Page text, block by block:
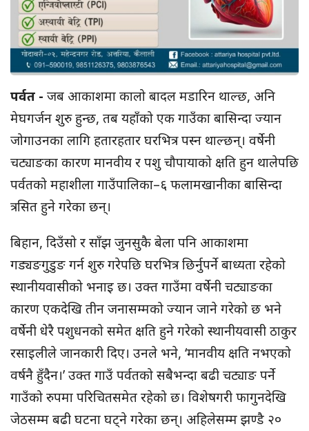
पर्वत - जब आकाशमा कालो बादल मडारिन थाल्छ, अनि
मेघगर्जन शुरु हुन्छ, तब यहाँको एक गाउँका बासिन्दा ज्यान
जोगाउनका लागि हतारहतार घरभित्र पस्न थाल्छन्। वर्षेनी
चट्याङका कारण मानवीय र पशु चौपायाको क्षति हुन थालेपछि
पर्वतको महाशीला गाउँपालिका–६ फलामखानीका बासिन्दा
त्रसित हुने गरेका छन्।
बिहान, दिउँसो र साँझ जुनसुकै बेला पनि आकाशमा
गड्यङगुडुङ गर्न शुरु गरेपछि घरभित्र छिर्नुपर्ने बाध्यता रहेको
स्थानीयवासीको भनाइ छ। उक्त गाउँमा वर्षेनी चट्याङका
कारण एकदेखि तीन जनासम्मको ज्यान जाने गरेको छ भने
वर्षेनी धेरै पशुधनको समेत क्षति हुने गरेको स्थानीयवासी ठाकुर
रसाइलीले जानकारी दिए। उनले भने, ‘मानवीय क्षति नभएको
वर्षनै हुँदैन।’ उक्त गाउँ पर्वतको सबैभन्दा बढी चट्याङ पर्ने
गाउँको रुपमा परिचितसमेत रहेको छ। विशेषगरी फागुनदेखि
जेठसम्म बढी घटना घट्ने गरेका छन्। अहिलेसम्म झण्डै २०